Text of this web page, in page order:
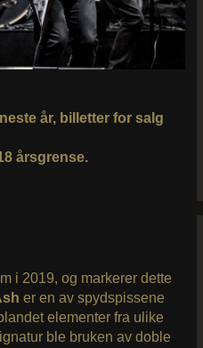
år, billetter for salg
årsgrense.
i 2019, og markerer dette
er en av spydspissene
elementer fra ulike
ble bruken av doble